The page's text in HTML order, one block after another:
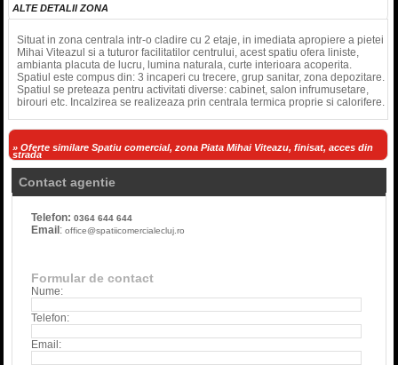
ALTE DETALII ZONA
Situat in zona centrala intr-o cladire cu 2 etaje, in imediata apropiere a pietei
Mihai Viteazul si a tuturor facilitatilor centrului, acest spatiu ofera liniste,
ambianta placuta de lucru, lumina naturala, curte interioara acoperita.
Spatiul este compus din: 3 incaperi cu trecere, grup sanitar, zona depozitare.
Spatiul se preteaza pentru activitati diverse: cabinet, salon infrumusetare,
birouri etc. Incalzirea se realizeaza prin centrala termica proprie si calorifere.
» Oferte similare Spatiu comercial, zona Piata Mihai Viteazu, finisat, acces din
strada
Contact agentie
Telefon:0364 644 644
Email :office@spatiicomercialecluj.ro
Formular de contact
Nume:
Telefon:
Email: